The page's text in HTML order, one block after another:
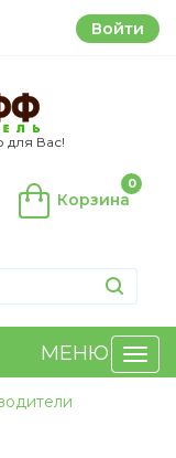
Войти
для Вас!
Корзина
0
МЕНЮ